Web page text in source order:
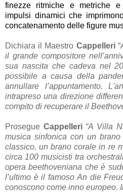
finezze ritmiche e metriche e
impulsi dinamici che
concatenamento delle figure
Dichiara il Maestro Cappelleri“
il grande compositore
sua nascita che cadeva nel
possibile a causa della
annullare l’appuntamento.
intrapreso una direzione
compito di recuperare il
Prosegue Cappelleri“A Villa
musica sinfonica con un
classico, un brano corale in re
circa 100 musicisti tra
opera beethoveniana che è
l’ultimo è il famoso An die
conoscono come inno europeo.